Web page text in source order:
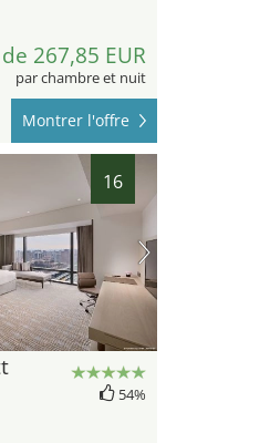
de 267,85 EUR
par chambre et nuit
Montrer l'offre
16
54%